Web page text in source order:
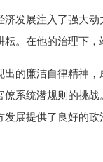
济发展注入了强大
。在他的治理下
的廉洁自律精神
僚系统潜规则的挑
展提供了良好的政